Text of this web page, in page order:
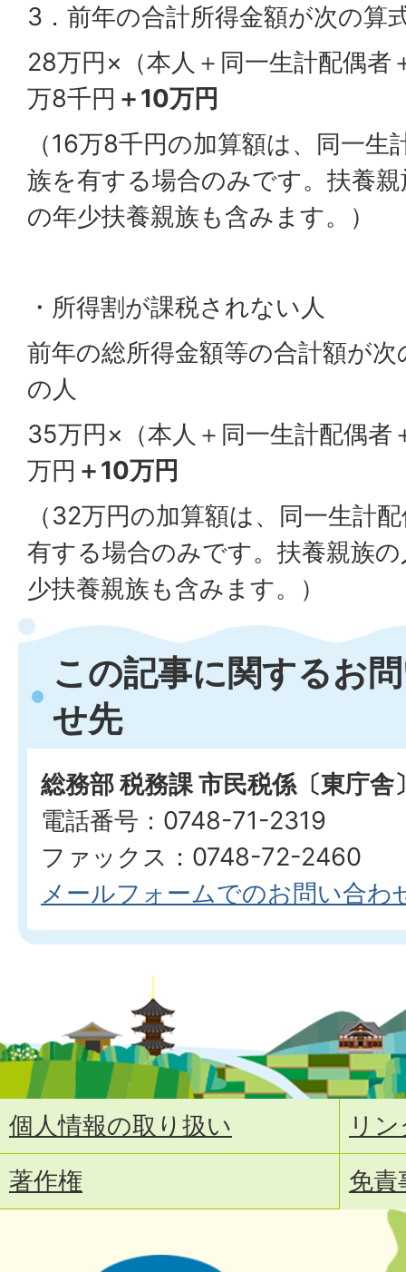
3．前年の合計所得金額が次の算
28万円×（本人＋同一生計配偶者
万8千円 ＋10万円
（16万8千円の加算額は、同一
族を有する場合のみです。扶養
の年少扶養親族も含みます。）
・所得割が課税されない人
前年の総所得金額等の合計額が
の人
35万円×（本人＋同一生計配偶者
万円 ＋10万円
（32万円の加算額は、同一生計
有する場合のみです。扶養親族
少扶養親族も含みます。）
この記事に関するお
せ先
総務部 税務課 市民税係〔東庁舎
電話番号：0748-71-2319
ファックス：0748-72-2460
メールフォームでのお問い合わ
個人情報の取り扱い
リ
著作権
免責